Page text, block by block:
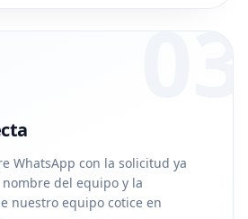
03
WhatsApp con la solicitud ya
del equipo y la
nuestro equipo cotice en